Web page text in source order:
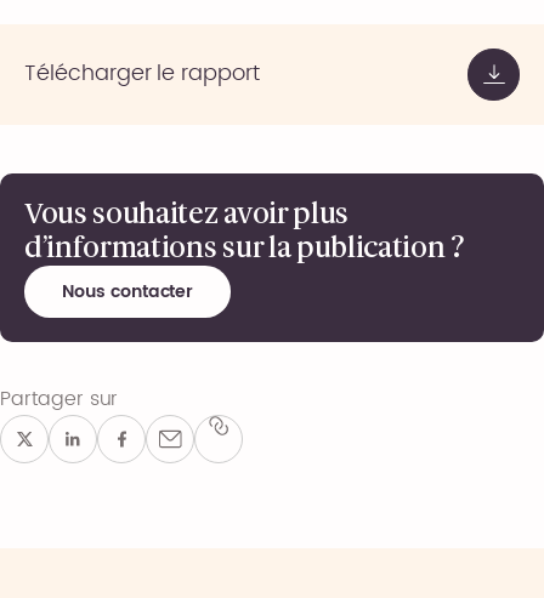
Télécharger le rapport
Vous souhaitez avoir plus
d’informations sur la publication ?
Nous contacter
Partager sur